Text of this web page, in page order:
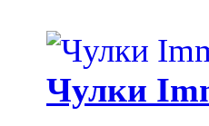
Чулки